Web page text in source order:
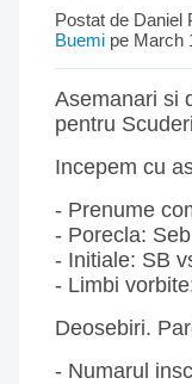
Postat de Daniel
Buemi pe March
Asemanari si
pentru
Incepem cu
- Prenume
- Porecla:
- Initiale: SB
- Limbi
Deosebiri.
- Numarul